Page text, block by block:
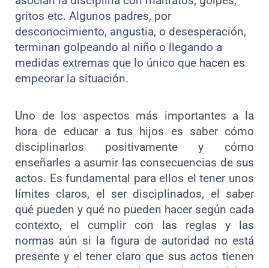
gritos etc. Algunos padres, por
desconocimiento, angustia, o desesperación,
terminan golpeando al niño o llegando a
medidas extremas que lo único que hacen es
empeorar la situación.
Uno de los aspectos más importantes a la
hora de educar a tus hijos es saber cómo
disciplinarlos positivamente y cómo
enseñarles a asumir las consecuencias de sus
actos. Es fundamental para ellos el tener unos
límites claros, el ser disciplinados, el saber
qué pueden y qué no pueden hacer según cada
contexto, el cumplir con las reglas y las
normas aún si la figura de autoridad no está
presente y el tener claro que sus actos tienen